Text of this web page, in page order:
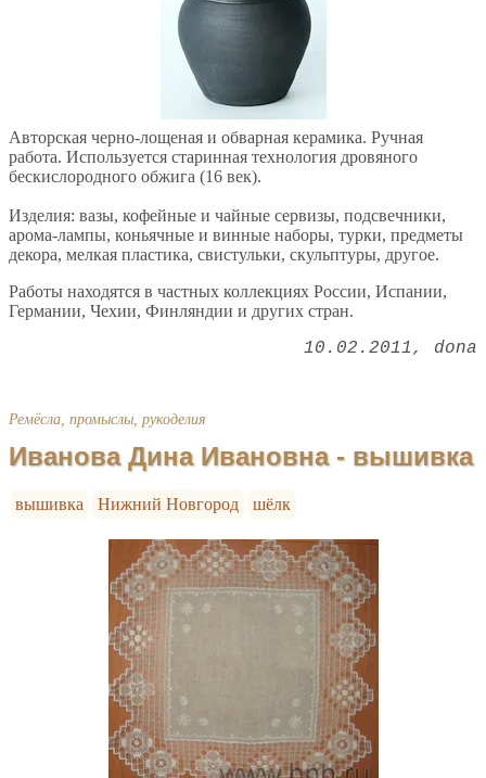
Авторская черно-лощеная и обварная керамика. Ручная
работа. Используется старинная технология дровяного
бескислородного обжига (16 век).
Изделия: вазы, кофейные и чайные сервизы, подсвечники,
арома-лампы, коньячные и винные наборы, турки, предметы
декора, мелкая пластика, свистульки, скульптуры, другое.
Работы находятся в частных коллекциях России, Испании,
Германии, Чехии, Финляндии и других стран.
10.02.2011 dona
Ремёсла, промыслы, рукоделия
Иванова Дина Ивановна - вышивка
вышивка Нижний Новгород шёлк